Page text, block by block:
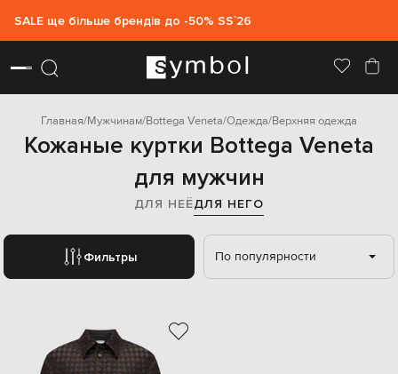
SALE ще більше брендів до -50% SS`26
Главная Мужчинам Bottega Veneta Одежда Верхняя одежда
Кожаные куртки Bottega Veneta
для мужчин
ДЛЯ НЕЁДЛЯ НЕГО
Фильтры По популярности